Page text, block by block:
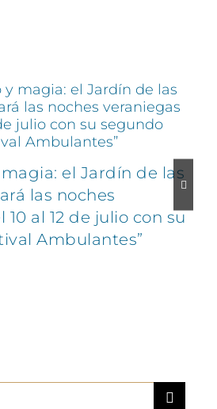
el Jardín de las
las noches
al 12 de julio con su
Ambulantes”